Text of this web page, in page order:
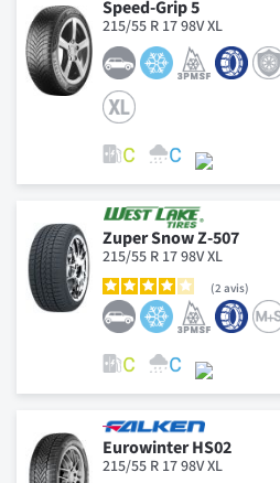
Speed-Grip 5
215/55 R 17 98V XL
Zuper Snow Z-507
215/55 R 17 98V XL
2 avis
Eurowinter HS02
215/55 R 17 98V XL